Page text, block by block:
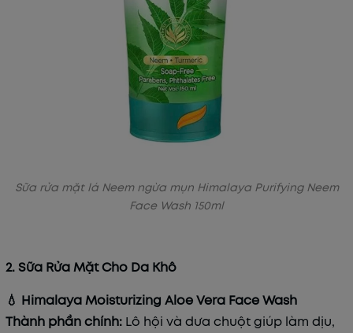
Sữa rửa mặt lá Neem ngừa mụn Himalaya Purifying Neem
Face Wash 150ml
2. Sữa Rửa Mặt Cho Da Khô
💧 Himalaya Moisturizing Aloe Vera Face Wash
Thành phần chính: Lô hội và dưa chuột giúp làm dịu,